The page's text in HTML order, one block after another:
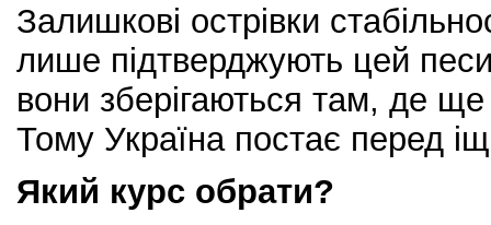
Залишкові острівки
лише підтверджують цей
вони зберігаються там, де
Тому Україна постає перед
Який курс обрати?